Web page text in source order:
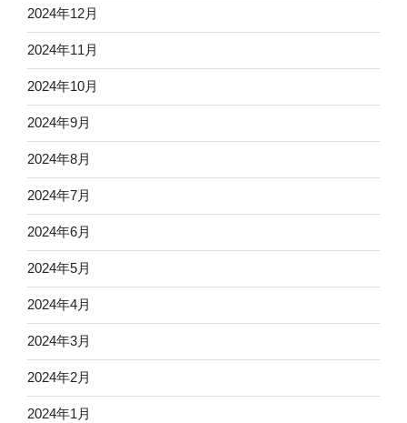
2024年12月
2024年11月
2024年10月
2024年9月
2024年8月
2024年7月
2024年6月
2024年5月
2024年4月
2024年3月
2024年2月
2024年1月